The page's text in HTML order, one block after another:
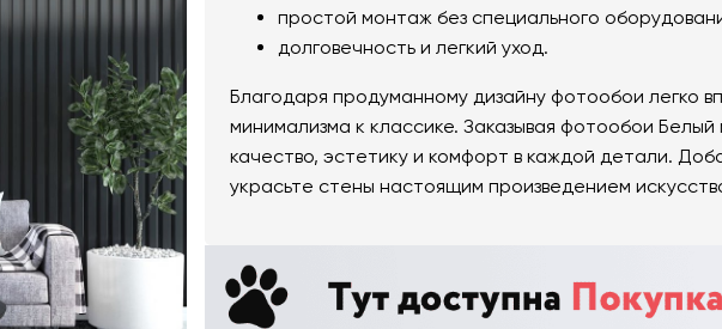
простой монтаж без специального
долговечность и легкий уход.
Благодаря продуманному дизайну фотообои легко
минимализма к классике. Заказывая фотообои
качество, эстетику и комфорт в каждой детали.
украсьте стены настоящим произведением